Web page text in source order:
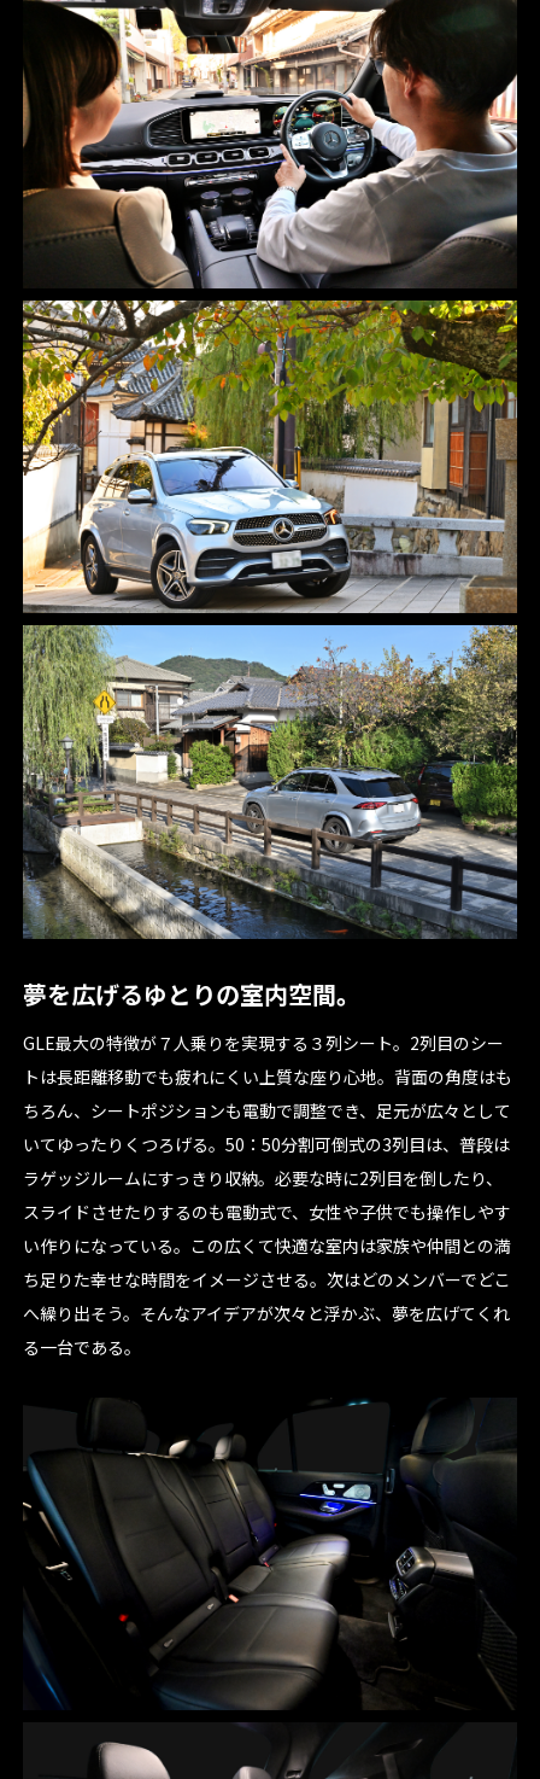
夢を広げるゆとりの室内空間。
GLE最大の特徴が７人乗りを実現する３列シート。2列目のシー
トは長距離移動でも疲れにくい上質な座り心地。背面の角度はも
ちろん、シートポジションも電動で調整でき、足元が広々として
いてゆったりくつろげる。50：50分割可倒式の3列目は、普段は
ラゲッジルームにすっきり収納。必要な時に2列目を倒したり、
スライドさせたりするのも電動式で、女性や子供でも操作しやす
い作りになっている。この広くて快適な室内は家族や仲間との満
ち足りた幸せな時間をイメージさせる。次はどのメンバーでどこ
へ繰り出そう。そんなアイデアが次々と浮かぶ、夢を広げてくれ
る一台である。